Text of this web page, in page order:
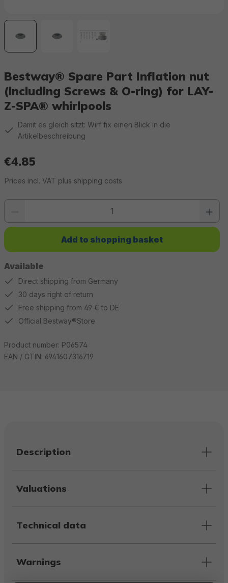
Bestway® Spare Part Inflation nut
(including Screws & O-ring) for LAY-
Z-SPA® whirlpools
Damit es gleich sitzt: Wirf fix einen Blick in die
Artikelbeschreibung
€4.85
Prices incl. VAT plus shipping costs
Available
Product quantity: Enter the desired value or use the buttons to increase or
Add to shopping basket
Direct shipping from Germany
30 days right of return
Free shipping from 49 € to DE
Official Bestway®Store
Product number: P06574
EAN / GTIN: 6941607316719
Description
Valuations
Technical data
Warnings